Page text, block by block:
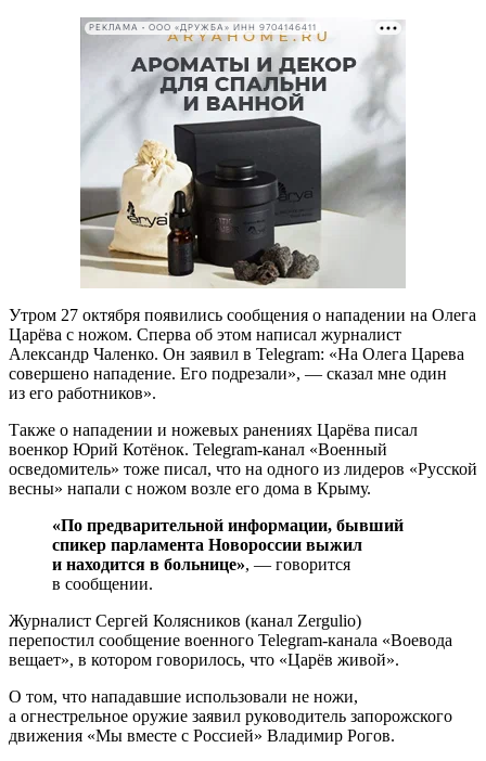
РЕКЛАМА • ООО «ДРУЖБА» ИНН 9704146411
Утром 27 октября появились сообщения о нападении на Олега
Царёва с ножом. Сперва об этом написал журналист
Александр Чаленко. Он заявил в Telegram: «На Олега Царева
совершено нападение. Его подрезали», — сказал мне один
из его работников».
Также о нападении и ножевых ранениях Царёва писал
военкор Юрий Котёнок. Telegram-канал «Военный
осведомитель» тоже писал, что на одного из лидеров «Русской
весны» напали с ножом возле его дома в Крыму.
«По предварительной информации, бывший
спикер парламента Новороссии выжил
и находится в больнице», — говорится
в сообщении.
Журналист Сергей Колясников (канал Zergulio)
перепостил сообщение военного Telegram-канала «Воевода
вещает», в котором говорилось, что «Царёв живой».
О том, что нападавшие использовали не ножи,
а огнестрельное оружие заявил руководитель запорожского
движения «Мы вместе с Россией» Владимир Рогов.